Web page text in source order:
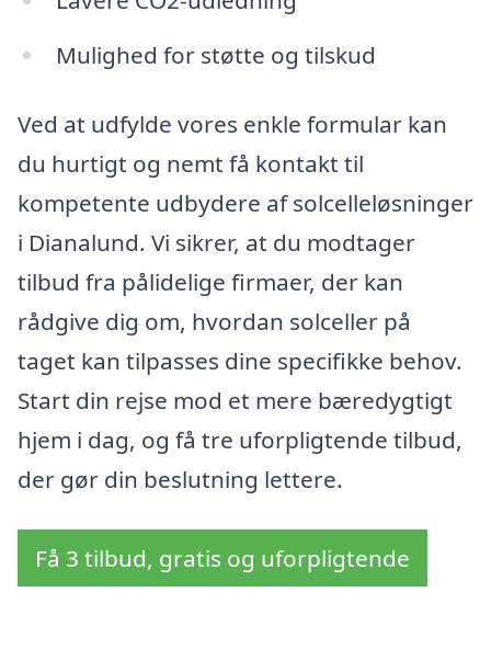
Mulighed for støtte og tilskud
Ved at udfylde vores enkle formular kan
du hurtigt og nemt få kontakt til
kompetente udbydere af solcelleløsninger
i Dianalund. Vi sikrer, at du modtager
tilbud fra pålidelige firmaer, der kan
rådgive dig om, hvordan solceller på
taget kan tilpasses dine specifikke behov.
Start din rejse mod et mere bæredygtigt
hjem i dag, og få tre uforpligtende tilbud,
der gør din beslutning lettere.
Få 3 tilbud, gratis og uforpligtende